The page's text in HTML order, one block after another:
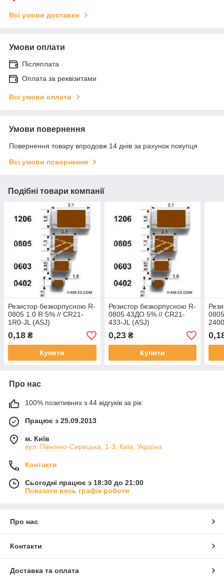
Всі умови доставки
Умови оплати
Післяплата
Оплата за реквізитами
Всі умови оплати
Умови повернення
Повернення товару впродовж 14 днів за рахунок покупця
Всі умови повернення
Подібні товари компанії
Резистор безкорпусною R-
0805 1.0 R 5% // CR21-
1R0-JL (ASJ)
0,18 ₴
Купити
Резистор безкорпусною R-
0805 43ДО 5% // CR21-
433-JL (ASJ)
0,23₴
Купити
Про нас
100% позитивних з 44 відгуків за рік
Працює з 25.09.2013
м. Київ
вул. Північно-Сирецька, 1-3, Київ, Україна
Контакти
Сьогодні працює з 18:30 до 21:00
Показати весь графік роботи
Про нас
Контакти
Доставка та оплата